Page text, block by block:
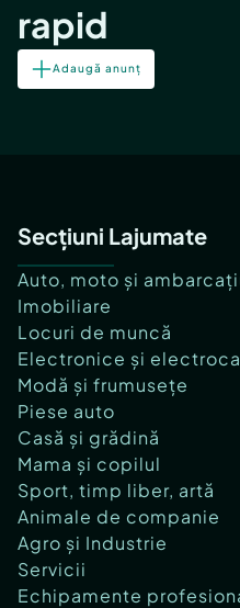
rapid
Adaugă anunț
Secțiuni Lajumate
Auto, moto și
Imobiliare
Locuri de muncă
Electronice și
Modă și frumusețe
Piese auto
Casă și grădină
Mama și copilul
Sport, timp liber, artă
Animale de companie
Agro și Industrie
Servicii
Echipamente